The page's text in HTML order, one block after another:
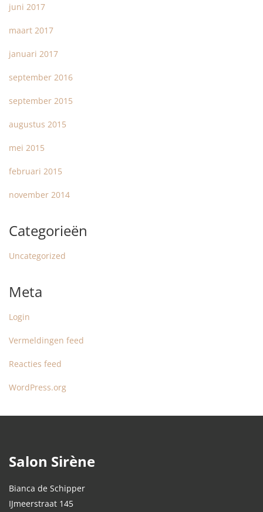
juni 2017
maart 2017
januari 2017
september 2016
september 2015
augustus 2015
mei 2015
februari 2015
november 2014
Categorieën
Uncategorized
Meta
Login
Vermeldingen feed
Reacties feed
WordPress.org
Salon Sirène
Bianca de Schipper
IJmeerstraat 145